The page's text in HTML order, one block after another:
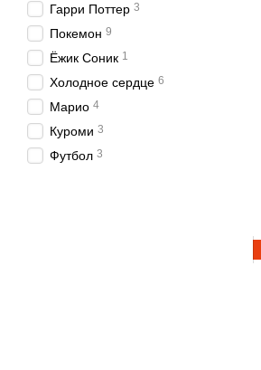
Гарри Поттер 3
Покемон 9
Ёжик Соник 1
Холодное сердце 6
Марио 4
Куроми 3
Футбол 3